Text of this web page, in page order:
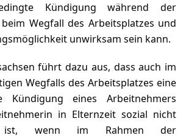
Kündigung während der
Wegfall des Arbeitsplatzes und
unwirksam sein kann.
führt dazu aus, dass auch im
Wegfalls des Arbeitsplatzes eine
Kündigung eines Arbeitnehmers
in Elternzeit sozial nicht
ist, wenn im Rahmen der